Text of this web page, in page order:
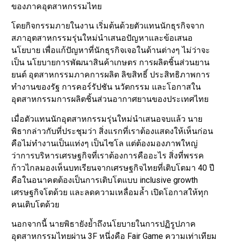
ของภาคอุตสาหกรรมไทย
โดยกิจกรรมภายในงาน เริ่มต้นด้วยตัวแทนนักธุรกิจจาก
สภาอุตสาหกรรมรุ่นใหม่นำเสนอปัญหาและข้อเสนอ
นโยบาย เพื่อแก้ปัญหาที่นักธุรกิจเจอในด้านต่างๆ ไม่ว่าจะ
เป็น นโยบายการพัฒนาสินค้าเกษตร การผลิตชิ้นส่วนยาน
ยนต์ อุตสาหกรรมภาคการผลิต ลิขสิทธิ์ ประสิทธิภาพการ
ทำงานของรัฐ การคอร์รัปชัน นวัตกรรม และโอกาสใน
อุตสาหกรรมการผลิตชิ้นส่วนอากาศยานของประเทศไทย
เมื่อตัวแทนนักอุตสาหกรรมรุ่นใหม่นำเสนอจบแล้ว นาย
พิธากล่าวกับที่ประชุมว่า สิ่งแรกที่เราต้องแสดงให้เห็นก่อน
คือไม่ทำงานเป็นแท่งๆ เป็นไซโล แต่ต้องมองภาพใหญ่
ว่าการบริหารเศรษฐกิจที่เราต้องการคืออะไร สิ่งที่พรรค
ก้าวไกลมองเห็นบทเรียนจากเศรษฐกิจไทยที่เติบโตมา 40 ปี
คือในอนาคตต้องเป็นการเติบโตแบบ inclusive growth
เศรษฐกิจโตด้วย และลดความเหลื่อมล้ำ เปิดโอกาสให้ทุก
คนเติบโตด้วย
นอกจากนี้ นายพิธายังย้ำถึงนโยบายในการปฏิรูปภาค
อุตสาหกรรมไทยผ่าน 3F หนึ่งคือ Fair Game ความเท่าเทียม